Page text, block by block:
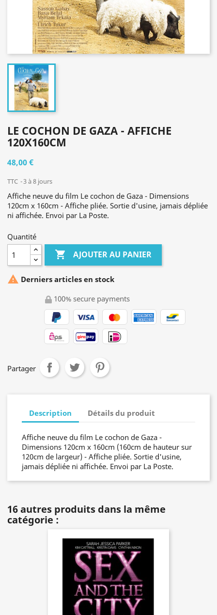
LE COCHON DE GAZA - AFFICHE
120X160CM
48,00 €
TTC 3 à 8 jours
Affiche neuve du film Le cochon de Gaza - Dimensions
120cm x 160cm - Affiche pliée. Sortie d'usine, jamais dépliée
ni affichée. Envoi par La Poste.
Quantité
 AJOUTER AU PANIER
 Derniers articles en stock
100% secure payments
Partager
Description Détails du produit
Affiche neuve du film Le cochon de Gaza -
Dimensions 120cm x 160cm (160cm de hauteur sur
120cm de largeur) - Affiche pliée. Sortie d'usine,
jamais dépliée ni affichée. Envoi par La Poste.
16 autres produits dans la même
catégorie :